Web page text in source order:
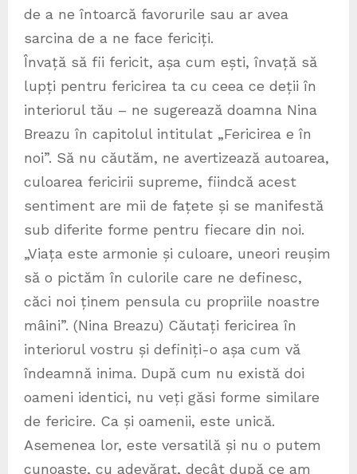
de a ne întoarcă favorurile sau ar avea
sarcina de a ne face fericiți.
Învață să fii fericit, așa cum ești, învață să
lupți pentru fericirea ta cu ceea ce deții în
interiorul tău – ne sugerează doamna Nina
Breazu în capitolul intitulat „Fericirea e în
noi”. Să nu căutăm, ne avertizează autoarea,
culoarea fericirii supreme, fiindcă acest
sentiment are mii de fațete și se manifestă
sub diferite forme pentru fiecare din noi.
„Viața este armonie și culoare, uneori reușim
să o pictăm în culorile care ne definesc,
căci noi ținem pensula cu propriile noastre
mâini”. (Nina Breazu) Căutați fericirea în
interiorul vostru și definiți-o așa cum vă
îndeamnă inima. După cum nu există doi
oameni identici, nu veți găsi forme similare
de fericire. Ca și oamenii, este unică.
Asemenea lor, este versatilă și nu o putem
cunoaște, cu adevărat, decât după ce am